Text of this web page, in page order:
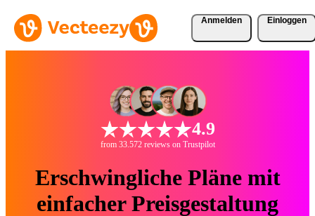
Anmelden Einloggen
4.9
from 33.572 reviews on Trustpilot
Erschwingliche Pläne mit
einfacher Preisgestaltung